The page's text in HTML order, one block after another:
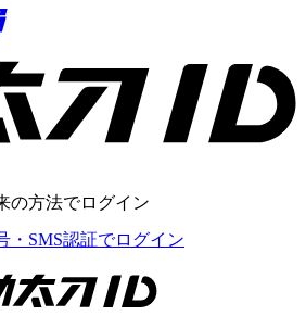
の方法でログイン
・SMS認証でログイン
刀ID